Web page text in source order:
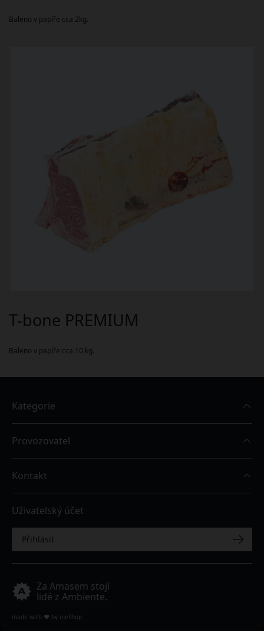
Smazat filtry
Baleno v papíře cca 2kg.
Baleno v papíře cca 10 kg.
T-bone PREMIUM
Kategorie
Provozovatel
Kontakt
Uživatelský účet
Přihlásit
Za Amasem stojí
lidé z Ambiente.
made with ❤ by ineShop